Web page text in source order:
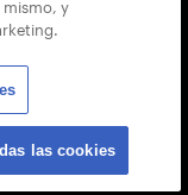
mismo, y
las cookies